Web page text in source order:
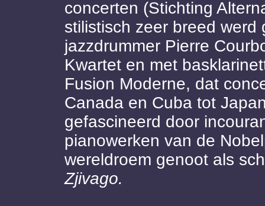
concerten (Stichting
stilistisch zeer breed werd
jazzdrummer Pierre
Kwartet en met
Fusion Moderne, dat
Canada en Cuba tot
gefascineerd door
pianowerken van de
wereldroem genoot als
Zjivago.